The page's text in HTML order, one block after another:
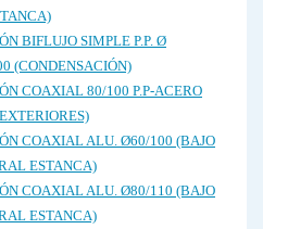
BIFLUJO SIMPLE P.P. Ø
(CONDENSACIÓN)
COAXIAL 80/100 P.P-ACERO
COAXIAL ALU. Ø60/100 (BAJO
ESTANCA)
COAXIAL ALU. Ø80/110 (BAJO
ESTANCA)